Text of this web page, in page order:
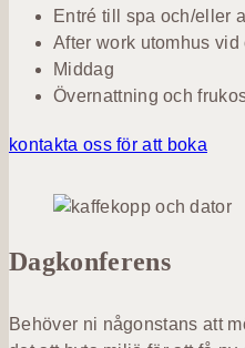
Entré till spa och/eller
After work utomhus vid
Middag
Övernattning och
kontakta oss för att boka
Dagkonferens
Behöver ni någonstans att